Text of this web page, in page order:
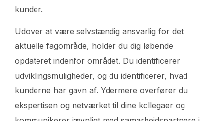
kunder.
Udover at være selvstændig ansvarlig for det
aktuelle fagområde, holder du dig løbende
opdateret indenfor området. Du identificerer
udviklingsmuligheder, og du identificerer, hvad
kunderne har gavn af. Ydermere overfører du
ekspertisen og netværket til dine kollegaer og